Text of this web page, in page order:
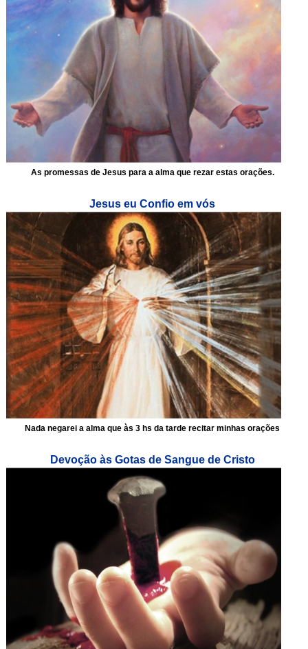
As promessas de Jesus para a alma que rezar estas orações.
Jesus eu Confio em vós
Nada negarei a alma que às 3 hs da tarde recitar minhas orações
Devoção às Gotas de Sangue de Cristo